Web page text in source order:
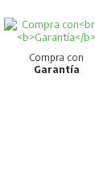
Compra con
Garantía